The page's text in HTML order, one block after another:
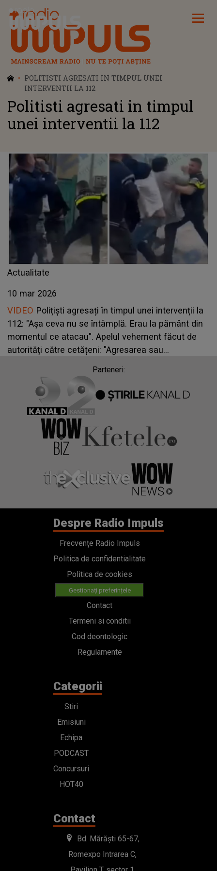
Radio Impuls
POLITISTI AGRESATI IN TIMPUL UNEI
INTERVENTII LA 112
Politisti agresati in timpul
unei interventii la 112
Actualitate
10 mar 2026
VIDEO Polițiști agresați în timpul unei intervenții la
112: "Așa ceva nu se întâmplă. Erau la pământ din
momentul ce atacau". Apelul vehement făcut de
autorități către cetățeni: "Agresarea sau
Parteneri:
Despre Radio Impuls
Frecvențe Radio Impuls
Politica de confidentialitate
Politica de cookies
Gestionați preferințele
Contact
Termeni si conditii
Cod deontologic
Regulamente
Categorii
Stiri
Emisiuni
Echipa
PODCAST
Concursuri
HOT40
Contact
Bd. Mărăști 65-67,
Romexpo Intrarea C,